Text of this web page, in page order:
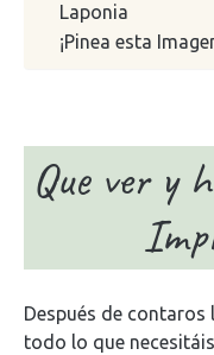
Laponia
¡Pinea esta
Que ver y
Después de contaros
todo lo que